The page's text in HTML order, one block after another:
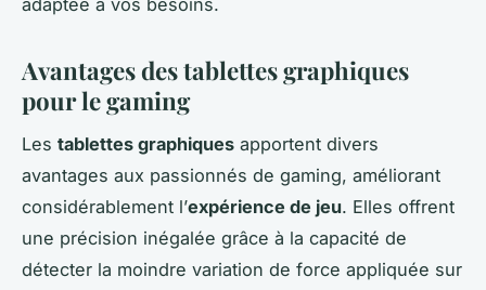
Avantages des tablettes graphiques
pour le gaming
Les tablettes graphiques apportent divers
avantages aux passionnés de gaming, améliorant
considérablement l’expérience de jeu. Elles offrent
une précision inégalée grâce à la capacité de
détecter la moindre variation de force appliquée sur